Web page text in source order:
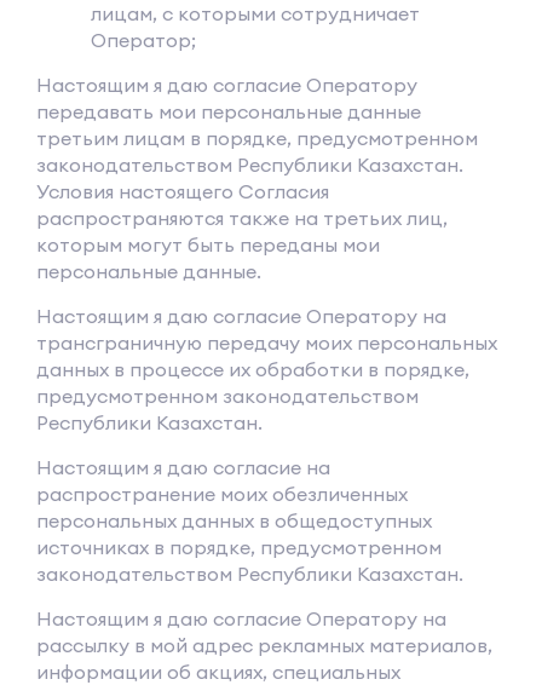
лицам, с которыми сотрудничает
Оператор;
Настоящим я даю согласие Оператору
передавать мои персональные данные
третьим лицам в порядке, предусмотренном
законодательством Республики Казахстан.
Условия настоящего Согласия
распространяются также на третьих лиц,
которым могут быть переданы мои
персональные данные.
Настоящим я даю согласие Оператору на
трансграничную передачу моих персональных
данных в процессе их обработки в порядке,
предусмотренном законодательством
Республики Казахстан.
Настоящим я даю согласие на
распространение моих обезличенных
персональных данных в общедоступных
источниках в порядке, предусмотренном
законодательством Республики Казахстан.
Настоящим я даю согласие Оператору на
рассылку в мой адрес рекламных материалов,
информации об акциях, специальных